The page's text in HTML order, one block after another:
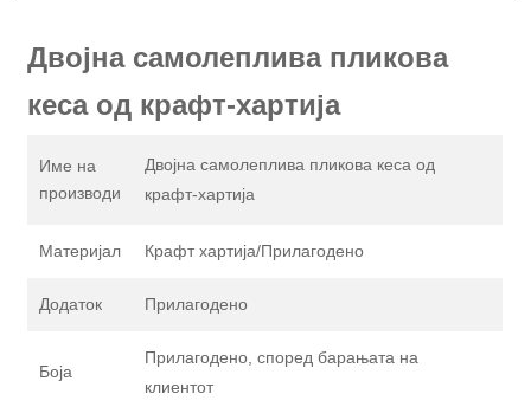
Двојна самолеплива пликова
кеса од крафт-хартија
Име на
производи
Двојна самолеплива пликова кеса од
крафт-хартија
Материјал Крафт хартија/Прилагодено
Додаток Прилагодено
Боја
Прилагодено, според барањата на
клиентот